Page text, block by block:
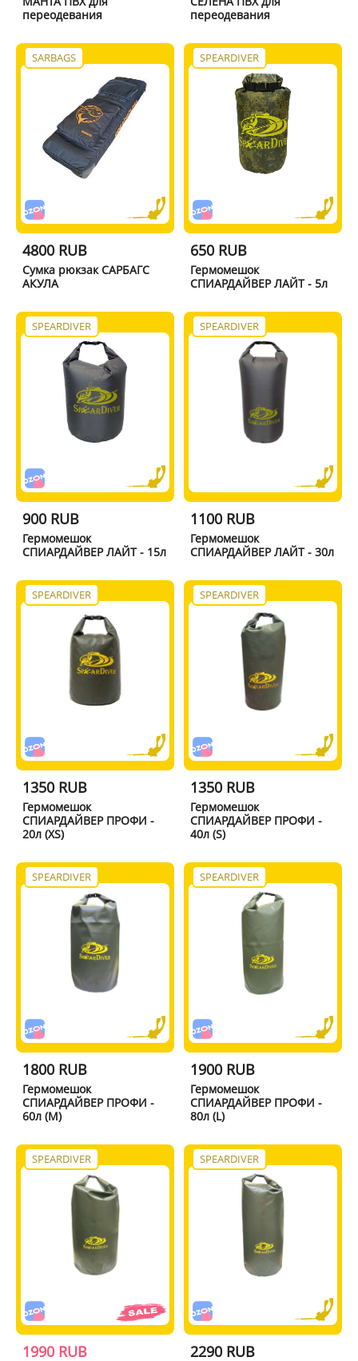
переодевания
переодевания
SARBAGS
4800 RUB
Сумка рюкзак САРБАГС
АКУЛА
SPEARDIVER
650 RUB
Гермомешок
СПИАРДАЙВЕР ЛАЙТ - 5л
SPEARDIVER
900 RUB
Гермомешок
СПИАРДАЙВЕР ЛАЙТ - 15л
SPEARDIVER
1100 RUB
Гермомешок
СПИАРДАЙВЕР ЛАЙТ - 30л
SPEARDIVER
1350 RUB
Гермомешок
СПИАРДАЙВЕР ПРОФИ -
20л (XS)
SPEARDIVER
1350 RUB
Гермомешок
СПИАРДАЙВЕР ПРОФИ -
40л (S)
SPEARDIVER
1800 RUB
Гермомешок
СПИАРДАЙВЕР ПРОФИ -
60л (M)
SPEARDIVER
1900 RUB
Гермомешок
СПИАРДАЙВЕР ПРОФИ -
80л (L)
SPEARDIVER
1990 RUB
SPEARDIVER
2290 RUB